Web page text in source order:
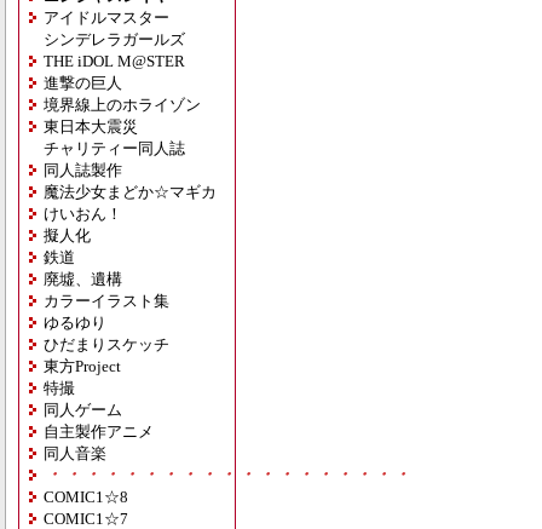
アイドルマスター
シンデレラガールズ
THE iDOL M@STER
進撃の巨人
境界線上のホライゾン
東日本大震災
チャリティー同人誌
同人誌製作
魔法少女まどか☆マギカ
けいおん！
擬人化
鉄道
廃墟、遺構
カラーイラスト集
ゆるゆり
ひだまりスケッチ
東方Project
特撮
同人ゲーム
自主製作アニメ
同人音楽
・・・・・・・・・・・・・・・・・・・
COMIC1☆8
COMIC1☆7